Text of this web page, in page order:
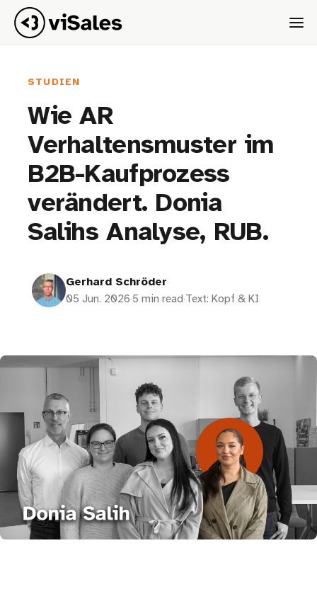
STUDIEN
Wie AR
Verhaltensmuster im
B2B-Kaufprozess
verändert. Donia
Salihs Analyse, RUB.
Gerhard Schröder
05 Jun. 2026·5 min read·Text: Kopf & KI